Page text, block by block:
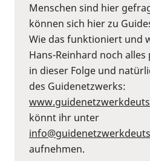
Menschen sind hier
können sich hier zu
Wie das funktioniert und
Hans-Reinhard noch
in dieser Folge und
des Guidenetzwerks:
könnt ihr unter
aufnehmen.